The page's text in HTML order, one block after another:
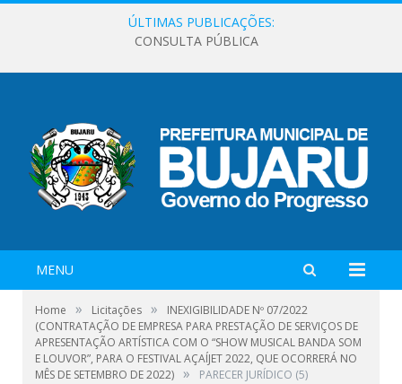
ÚLTIMAS PUBLICAÇÕES:
CONSULTA PÚBLICA
MENU
Home » Licitações »
INEXIGIBILIDADE Nº 07/2022
(CONTRATAÇÃO DE EMPRESA PARA PRESTAÇÃO DE SERVIÇOS DE
APRESENTAÇÃO ARTÍSTICA COM O “SHOW MUSICAL BANDA SOM
E LOUVOR”, PARA O FESTIVAL AÇAÍJET 2022, QUE OCORRERÁ NO
MÊS DE SETEMBRO DE 2022) » PARECER JURÍDICO (5)